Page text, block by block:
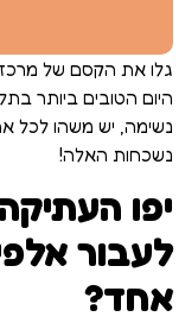
גלו את הקסם של מרכז
היום הטובים ביותר
נשימה, יש משהו לכל
נשכחות האלה!
יפו
לעבור
אחד?